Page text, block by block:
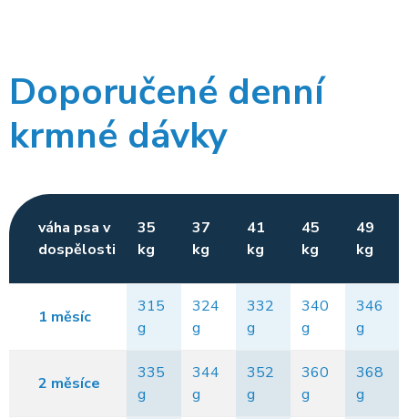
Doporučené denní
krmné dávky
váha psa v
dospělosti
35
kg
37
kg
41
kg
45
kg
49
kg
1 měsíc
315
g
324
g
332
g
340
g
346
g
2 měsíce
335
g
344
g
352
g
360
g
368
g